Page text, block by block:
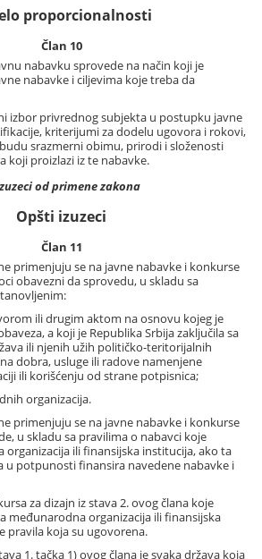
proporcionalnosti
Član 10
nabavku sprovede na način koji je
nabavke i ciljevima koje treba da
izbor privrednog subjekta u postupku javne
kriterijumi za dodelu ugovora i rokovi,
srazmerni obimu, prirodi i složenosti
koji proizlazi iz te nabavke.
od primene zakona
Opšti izuzeci
Član 11
primenjuju se na javne nabavke i konkurse
obavezni da sprovedu, u skladu sa
ili drugim aktom na osnovu kojeg je
a koji je Republika Srbija zaključila sa
ili njenih užih političko-teritorijalnih
dobra, usluge ili radove namenjene
ili korišćenju od strane potpisnica;
organizacija.
primenjuju se na javne nabavke i konkurse
u skladu sa pravilima o nabavci koje
ili finansijska institucija, ako ta
u potpunosti finansira navedene nabavke i
za dizajn iz stava 2. ovog člana koje
međunarodna organizacija ili finansijska
pravila koja su ugovorena.
1. tačka 1) ovog člana je svaka država koja